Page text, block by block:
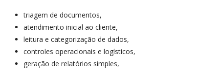
triagem de documentos,
atendimento inicial ao cliente,
leitura e categorização de dados,
controles operacionais e logísticos,
geração de relatórios simples,